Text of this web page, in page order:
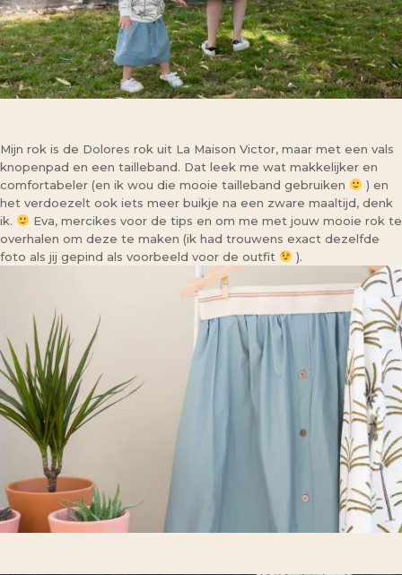
Mijn rok is de Dolores rok uit La Maison Victor, maar met een vals
knopenpad en een tailleband. Dat leek me wat makkelijker en
comfortabeler (en ik wou die mooie tailleband gebruiken
) en
het verdoezelt ook iets meer buikje na een zware maaltijd, denk
ik.
Eva, mercikes voor de tips en om me met jouw mooie rok te
overhalen om deze te maken (ik had trouwens exact dezelfde
foto als jij gepind als voorbeeld voor de outfit
).